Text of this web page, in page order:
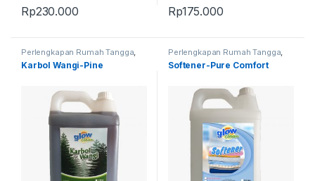
Rp230.000 Rp175.000
Perlengkapan Rumah Tangga,
Produk Terbaru
Karbol Wangi-Pine
Perlengkapan Rumah Tangga,
Produk Terbaru
Softener-Pure Comfort